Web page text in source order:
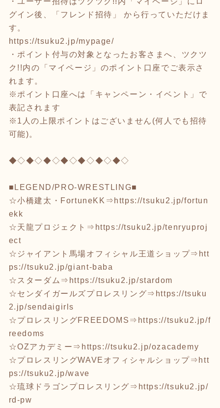
グイン後、「フレンド招待」 から行っていただけま
す。
https://tsuku2.jp/mypage/
・ポイント付与の対象となったお客さまへ、ツクツ
ク!!内の「マイページ」のポイント口座でご表示さ
れます。
※ポイント口座へは「キャンペーン・イベント」で
表記されます
※1人の上限ポイントはございません(何人でも招待
可能)。
◆◇◆◇◆◇◆◇◆◇◆◇◆◇
■LEGEND/PRO-WRESTLING■
☆小橋建太・FortuneKK⇒ https://tsuku2.jp/fortun
ekk
☆天龍プロジェクト⇒ https://tsuku2.jp/tenryuproj
ect
☆ジャイアント馬場オフィシャル王道ショップ⇒ htt
ps://tsuku2.jp/giant-baba
☆スターダム⇒ https://tsuku2.jp/stardom
☆センダイガールズプロレスリング⇒ https://tsuku
2.jp/sendaigirls
☆プロレスリングFREEDOMS⇒ https://tsuku2.jp/f
reedoms
☆OZアカデミー⇒ https://tsuku2.jp/ozacademy
☆プロレスリングWAVEオフィシャルショップ⇒ htt
ps://tsuku2.jp/wave
☆琉球ドラゴンプロレスリング⇒ https://tsuku2.jp/
rd-pw